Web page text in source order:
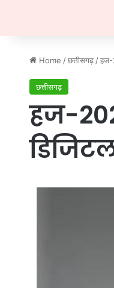
Home / छत्तीसगढ़ / हज-
छत्तीसगढ़
हज-